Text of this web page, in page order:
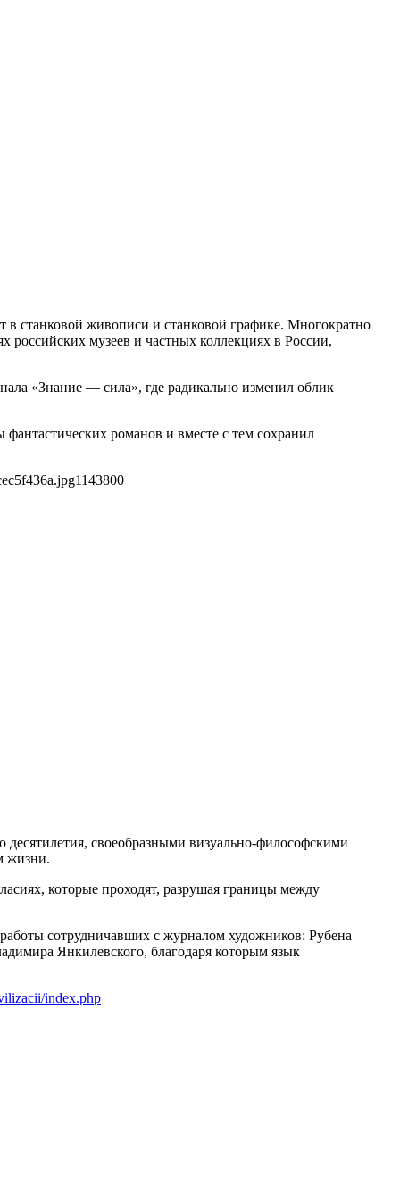
станковой живописи и станковой графике. Многократно
российских музеев и частных коллекциях в России,
«Знание — сила», где радикально изменил облик
романов и вместе с тем сохранил
1143800
своеобразными визуально-философскими
жизни.
которые проходят, разрушая границы между
сотрудничавших с журналом художников: Рубена
Янкилевского, благодаря которым язык
index.php